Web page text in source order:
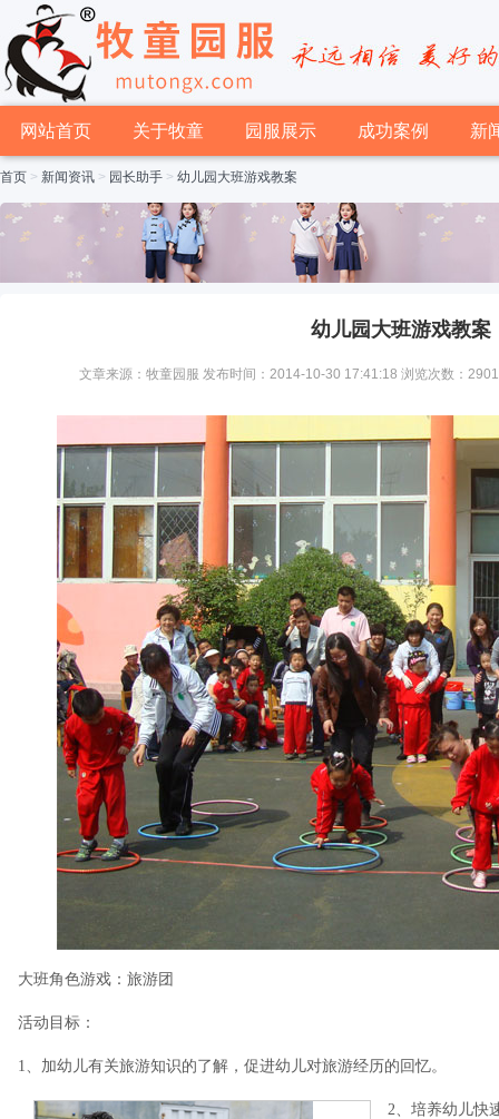
网站首页 关于牧童 园服展示 成功案例 新
首页 > 新闻资讯 > 园长助手 > 幼儿园大班游戏教案
幼儿园大班游戏教案
文章来源：牧童园服 发布时间：2014-10-30 17:41:18 浏览次数：2901
大班角色游戏：旅游团
活动目标：
1、加幼儿有关旅游知识的了解，促进幼儿对旅游经历的回忆。
2、培养幼儿快